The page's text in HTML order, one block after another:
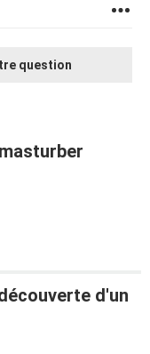
question
d'un